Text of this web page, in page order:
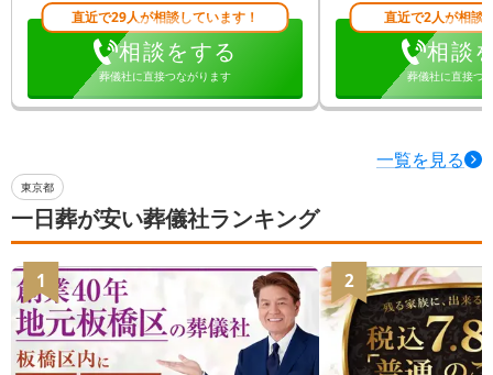
直近で29人が相談しています！
相談をする
葬儀社に直接つながります
直近で2人が相談
相談
葬儀社に直接つ
一覧を見る
東京都
一日葬が安い葬儀社ランキング
1 2